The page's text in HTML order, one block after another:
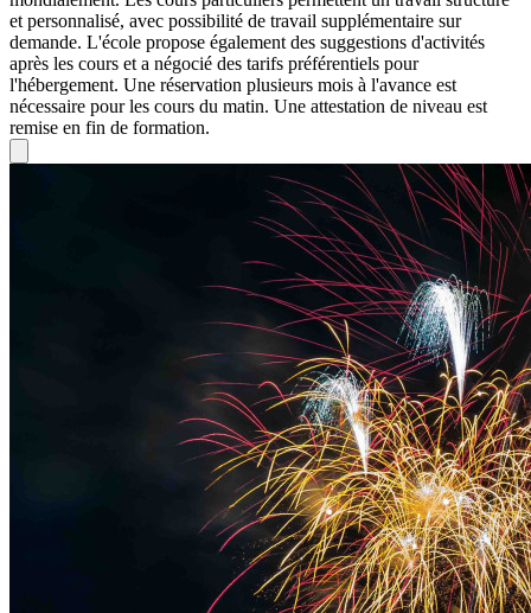
et personnalisé, avec possibilité de travail supplémentaire sur
demande. L'école propose également des suggestions d'activités
après les cours et a négocié des tarifs préférentiels pour
l'hébergement. Une réservation plusieurs mois à l'avance est
nécessaire pour les cours du matin. Une attestation de niveau est
remise en fin de formation.